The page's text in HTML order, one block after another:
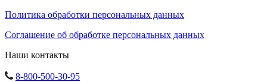
Политика обработки персональных данных
Соглашение об обработке персональных данных
Наши контакты
8-800-500-30-95